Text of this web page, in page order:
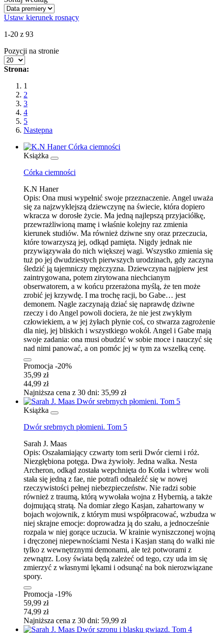
Ustaw kierunek rosnący
1-20 z 93
Pozycji na stronie
Strona:
1
2
3
4
5
Następna
Książka
Córka ciemności
K.N Haner
Opis: Ona musi wypełnić swoje przeznaczenie. Angel uważa
się za najzwyklejszą dziewczynę na świecie, która dopiero
wkracza w dorosłe życie. Ma jedną najlepszą przyjaciółkę,
przewrażliwioną mamę i właśnie kolejny raz zmienia
kierunek studiów. Ma również dziwne sny oraz przeczucia,
które towarzyszą jej, odkąd pamięta. Nigdy jednak nie
przywiązywała do nich większej wagi. Wszystko zmienia się
tuż po jej dwudziestych pierwszych urodzinach, gdy zaczyna
śledzić ją tajemniczy mężczyzna. Dziewczyna najpierw jest
zaintrygowana, potem zirytowana niechcianym
obserwatorem, a w końcu przerażona myślą, że ten może
zrobić jej krzywdę. I ma trochę racji, bo Gabe… jest
demonem. Nagle zaczynają dziać się naprawdę dziwne
rzeczy i do Angel powoli dociera, że nie jest zwykłym
człowiekiem, a w jej żyłach płynie coś, co stwarza zagrożenie
dla niej, jej bliskich i wszystkiego wokół. Angel i Gabe mają
swoje zadania: ona musi obudzić w sobie moce i nauczyć się
nad nimi panować, a on pomóc jej w tym za wszelką cenę.
Promocja -20%
35,99 zł
44,99 zł
Najniższa cena z 30 dni: 35,99 zł
Książka
Dwór srebrnych płomieni. Tom 5
Sarah J. Maas
Opis: Oszałamiający czwarty tom serii Dwór cierni i róż.
Niezgłębiona potęga. Dwa żywioły. Jedna walka. Nesta
Archeron, odkąd została wepchnięta do Kotła i wbrew woli
stała się jedną z fae, nie potrafi odnaleźć się w nowej
rzeczywistości pełnej niebezpieczeństw. Nie radzi sobie
również z traumą, którą wywołała wojna z Hybernią, a także
dojmującą stratą. Na domiar złego Kasjan, zahartowany w
bojach wojownik, z którym musi współpracować, wzbudza w
niej skrajne emocje: doprowadza ją do szału, a jednocześnie
rozpala w niej gorące uczucia. W krainie wyniszczonej wojną
i dręczonej niepewnościami Nesta i Kasjan staną do walki nie
tylko z wewnętrznymi demonami, ale też potworami z
zewnątrz. Losy świata będą zależeć od tego, czy uda im się
zmie­rzyć z własnymi lękami i odsunąć na bok nierozwiązane
spory.
Promocja -19%
59,99 zł
74,99 zł
Najniższa cena z 30 dni: 59,99 zł